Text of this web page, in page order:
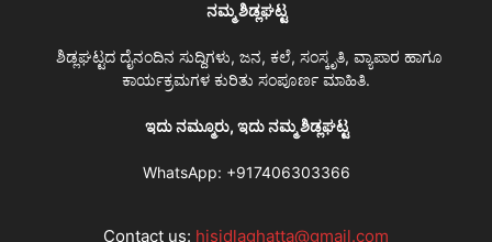
ನಮ್ಮ ಶಿಡ್ಲಘಟ್ಟ
ಶಿಡ್ಲಘಟ್ಟದ ದೈನಂದಿನ ಸುದ್ದಿಗಳು, ಜನ, ಕಲೆ, ಸಂಸ್ಕೃತಿ, ವ್ಯಾಪಾರ ಹಾಗೂ
ಕಾರ್ಯಕ್ರಮಗಳ ಕುರಿತು ಸಂಪೂರ್ಣ ಮಾಹಿತಿ.
ಇದು ನಮ್ಮೂರು, ಇದು ನಮ್ಮ ಶಿಡ್ಲಘಟ್ಟ
WhatsApp: +917406303366
Contact us: hisidlaghatta@gmail.com